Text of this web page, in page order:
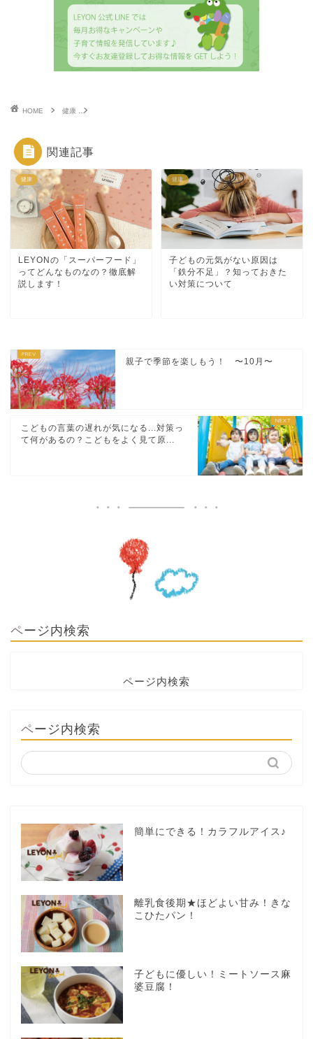
HOME 健康
関連記事
健康
LEYONの「スーパーフード」
ってどんなものなの？徹底解
説します！
健康
子どもの元気がない原因は
「鉄分不足」？知っておきた
い対策について
親子で季節を楽しもう！ 〜10月〜
こどもの言葉の遅れが気になる...対策っ
て何があるの？こどもをよく見て原...
ページ内検索
ページ内検索
ページ内検索
簡単にできる！カラフルアイス♪
離乳食後期★ほどよい甘み！きな
こひたパン！
子どもに優しい！ミートソース麻
婆豆腐！